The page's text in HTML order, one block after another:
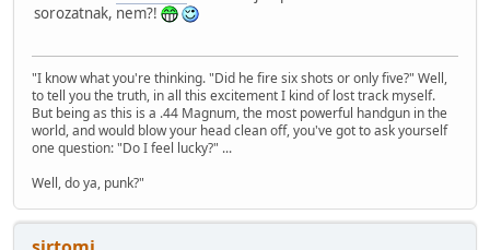
sorozatnak, nem?!
"I know what you're thinking. "Did he fire six shots or only five?" Well,
to tell you the truth, in all this excitement I kind of lost track myself.
But being as this is a .44 Magnum, the most powerful handgun in the
world, and would blow your head clean off, you've got to ask yourself
one question: "Do I feel lucky?" ...
Well, do ya, punk?"